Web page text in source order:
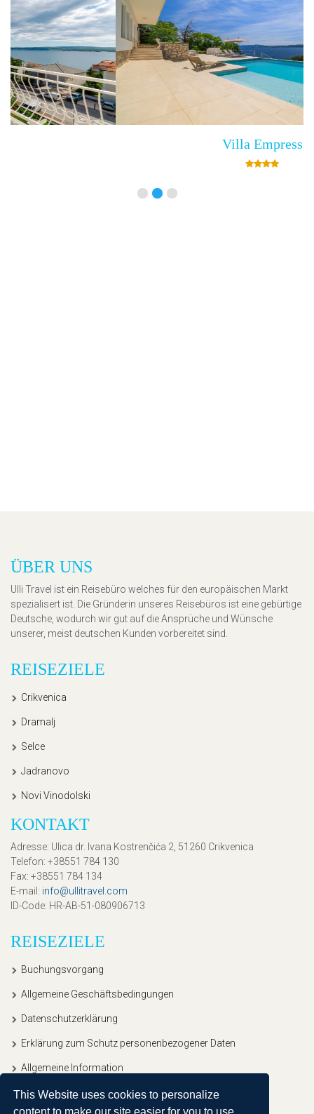
This Website uses cookies to personalize
content to make our site easier for you to use.
ÜBER UNS
Ulli Travel ist ein Reisebüro welches für den europäischen Markt
spezialisert ist. Die Gründerin unseres Reisebüros ist eine gebürtige
Deutsche, wodurch wir gut auf die Ansprüche und Wünsche
unserer, meist deutschen Kunden vorbereitet sind.
REISEZIELE
Crikvenica
Dramalj
Selce
Jadranovo
Novi Vinodolski
KONTAKT
Adresse: Ulica dr. Ivana Kostrenčića 2, 51260 Crikvenica
Telefon: +38551 784 130
Fax: +38551 784 134
E-mail : info@ullitravel.com
ID-Code: HR-AB-51-080906713
REISEZIELE
Buchungsvorgang
Allgemeine Geschäftsbedingungen
Datenschutzerklärung
Erklärung zum Schutz personenbezogener Daten
Allgemeine Information